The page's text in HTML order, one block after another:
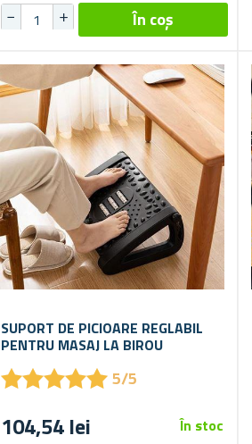
SUPORT DE PICIOARE REGLABIL
PENTRU MASAJ LA BIROU
★★★★★
★★★★★5/5
104,54 lei În stoc